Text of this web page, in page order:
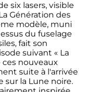
six lasers, visible
Génération des
modèle, muni
du fuselage
fait son
suivant « La
ces nouveaux
suite à l'arrivée
sur la Lune noire.